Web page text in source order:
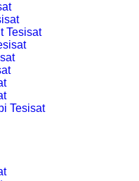
Tesisat
Tesisat